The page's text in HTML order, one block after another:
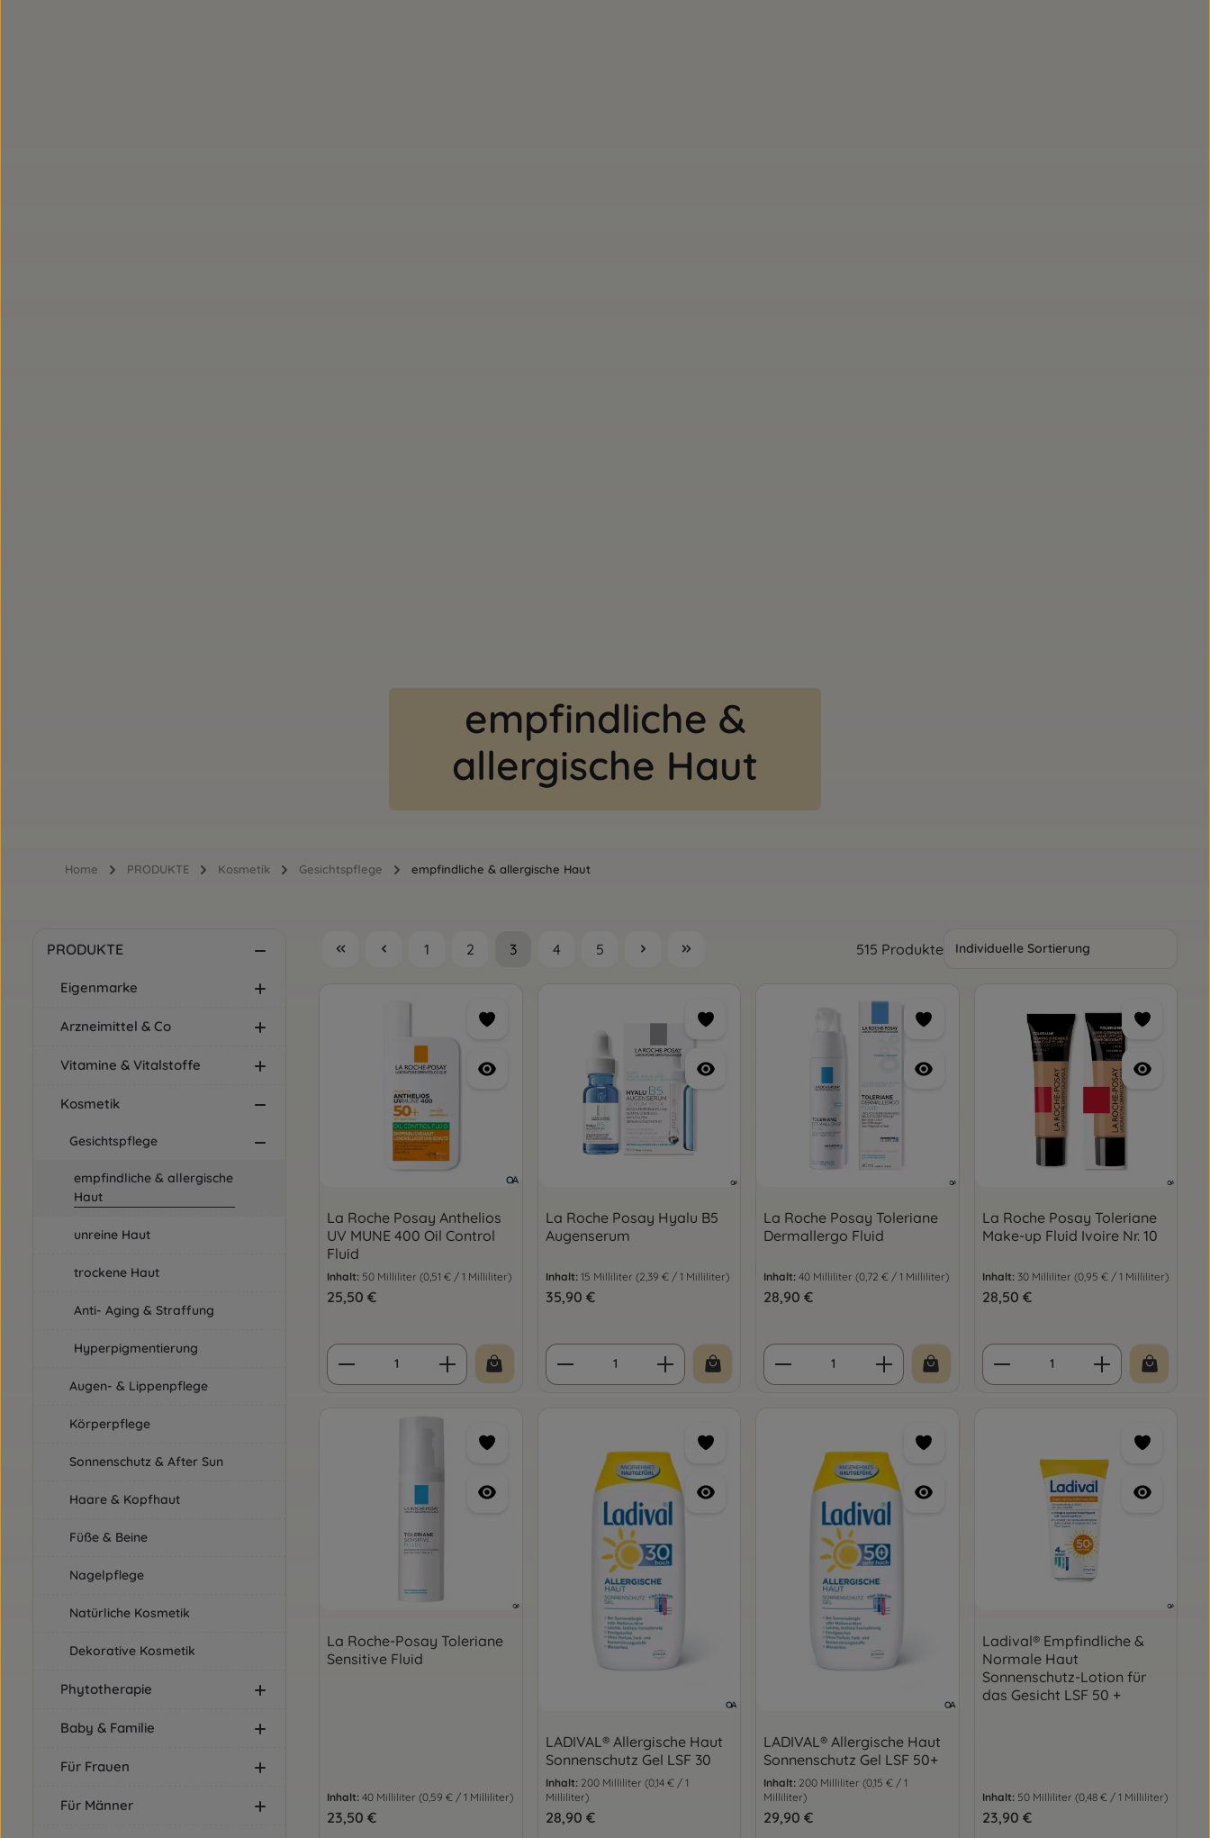
empfindliche &
allergische Haut
Home PRODUKTE Kosmetik Gesichtspflege empfindliche & allergische Haut
PRODUKTE
Eigenmarke
Arzneimittel & Co
Vitamine & Vitalstoffe
Kosmetik
Gesichtspflege
empfindliche & allergische
Haut
unreine Haut
trockene Haut
Anti- Aging & Straffung
Hyperpigmentierung
Augen- & Lippenpflege
Körperpflege
Sonnenschutz & After Sun
Haare & Kopfhaut
Füße & Beine
Nagelpflege
Natürliche Kosmetik
Dekorative Kosmetik
Phytotherapie
Baby & Familie
Für Frauen
Für Männer
Seite
1
Seite
2
Seite
3
Seite
4
Seite
5 515 Produkte
La Roche Posay Anthelios
UV MUNE 400 Oil Control
Fluid
Inhalt: 50 Milliliter (0,51 € / 1 Milliliter)
Regulärer Preis:
25,50 €
Produkt Anzahl: Gib den gewünschten Wert ein oder benutze die Schaltflächen um
La Roche Posay Hyalu B5
Augenserum
Inhalt: 15 Milliliter (2,39 € / 1 Milliliter)
Regulärer Preis:
35,90 €
Produkt Anzahl: Gib den gewünschten Wert ein oder benutze
La Roche Posay Toleriane
Dermallergo Fluid
Inhalt: 40 Milliliter (0,72 € / 1 Milliliter)
Regulärer Preis:
28,90 €
Produkt Anzahl: Gib den gewünschten
La Roche Posay Toleriane
Make-up Fluid Ivoire Nr. 10
Inhalt: 30 Milliliter (0,95 € / 1 Milliliter)
Regulärer Preis:
28,50 €
Produkt Anzahl: Gib
La Roche-Posay Toleriane
Sensitive Fluid
Inhalt: 40 Milliliter (0,59 € / 1 Milliliter)
Regulärer Preis:
23,50 €
LADIVAL® Allergische Haut
Sonnenschutz Gel LSF 30
Inhalt: 200 Milliliter (0,14 € / 1
Milliliter)
Regulärer Preis:
28,90 €
LADIVAL® Allergische Haut
Sonnenschutz Gel LSF 50+
Inhalt: 200 Milliliter (0,15 € / 1
Milliliter)
Regulärer Preis:
29,90 €
Ladival® Empfindliche &
Normale Haut
Sonnenschutz-Lotion für
das Gesicht LSF 50 +
Inhalt: 50 Milliliter (0,48 € / 1 Milliliter)
Regulärer Preis:
23,90 €